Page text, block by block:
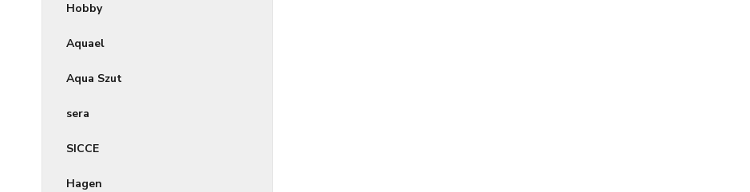
Hobby
Aquael
Aqua Szut
sera
SICCE
Hagen